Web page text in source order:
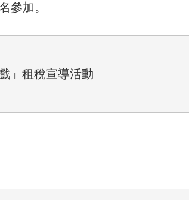
參加。
」租稅宣導活動